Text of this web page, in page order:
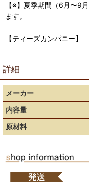
【※】夏季期間（6月〜9
ます。
【ティーズカンパニー】
詳細
メーカー
内容量
原材料